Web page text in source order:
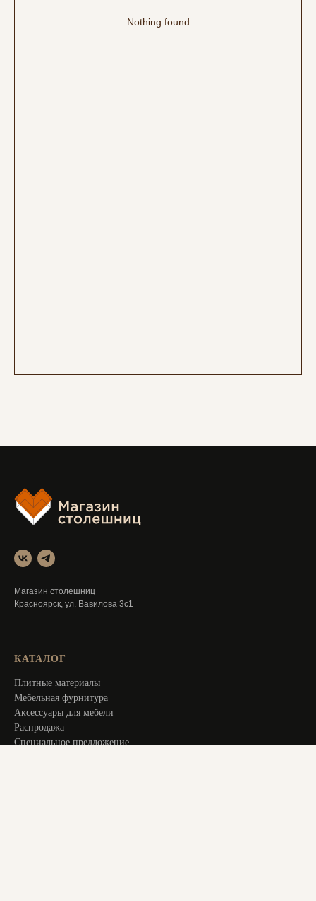
Nothing found
Магазин столешниц
Красноярск, ул. Вавилова 3с1
КАТАЛОГ
Плитные материалы
Мебельная фурнитура
Аксессуары для мебели
Распродажа
Специальное предложение